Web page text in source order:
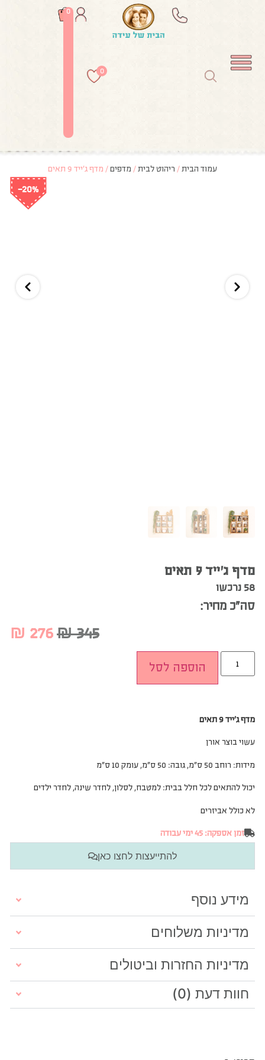
0
0
עמוד הבית/ ריהוט לבית/ מדפים/ מדף ג’ייד 9 תאים
-20%
מדף ג’ייד 9 תאים
58 נרכשו
סה”כ מחיר:
₪345
₪ 276
הוספה לסל
מדף ג’ייד 9 תאים
עשוי בוצר אורן
מידות: רוחב 50 ס”מ, גובה: 50 ס”מ, עומק 10 ס”מ
יכול להתאים לכל חלל בבית: למטבח, לסלון, לחדר שינה, לחדר ילדים
לא כולל אביזרים
זמן אספקה: 45 ימי עבודה
להתייעצות לחצו כאן
מידע נוסף
מדיניות משלוחים
מדיניות החזרות וביטולים
חוות דעת (0)